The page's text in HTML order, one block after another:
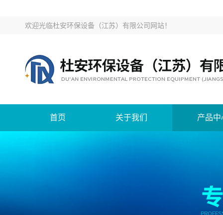
欢迎光临杜安环保设备（江苏）有限公司网站！
首页 关于我们 产品中